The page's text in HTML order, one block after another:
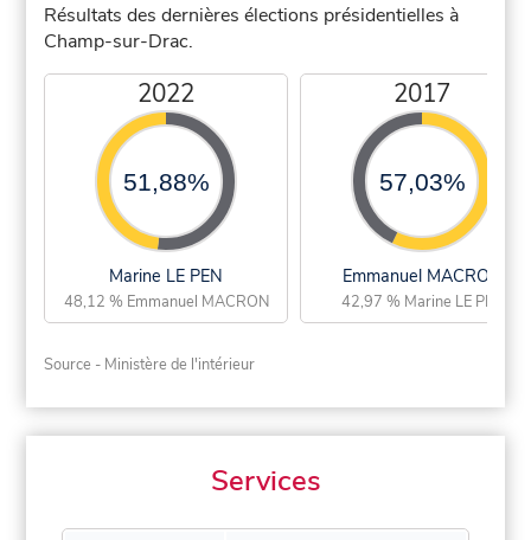
Résultats des dernières élections présidentielles à
Champ-sur-Drac.
2022
51,88%
Marine LE PEN
48,12 % Emmanuel MACRON
2017
57,03%
Emmanuel MACRON
42,97 % Marine LE PEN
Source - Ministère de l'intérieur
Services